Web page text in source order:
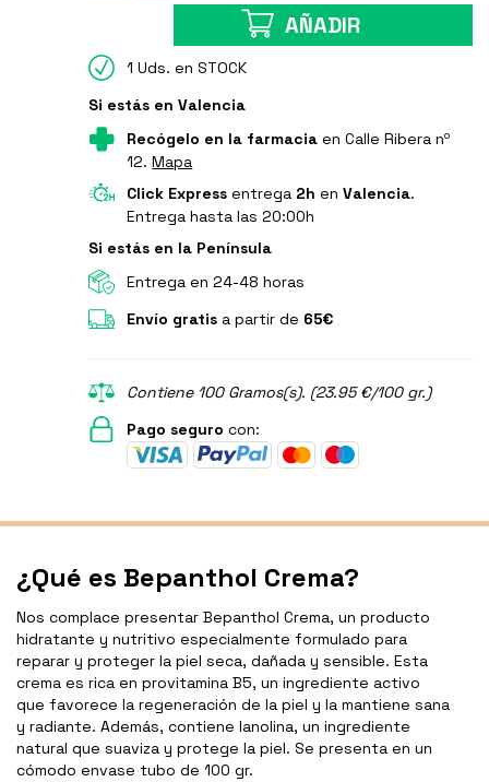
AÑADIR
1 Uds. en STOCK
Si estás en Valencia
Recógelo en la farmacia en Calle Ribera nº
12.Mapa
Click Express entrega 2h enValencia.
Entrega hasta las 20:00h
Si estás en la Península
Entrega en 24-48 horas
Envío gratis a partir de 65€
Contiene 100 Gramos(s). (23.95 €/100 gr.)
Pago seguro con:
¿Qué es Bepanthol Crema?
Nos complace presentar Bepanthol Crema, un producto
hidratante y nutritivo especialmente formulado para
reparar y proteger la piel seca, dañada y sensible. Esta
crema es rica en provitamina B5, un ingrediente activo
que favorece la regeneración de la piel y la mantiene sana
y radiante. Además, contiene lanolina, un ingrediente
natural que suaviza y protege la piel. Se presenta en un
cómodo envase tubo de 100 gr.